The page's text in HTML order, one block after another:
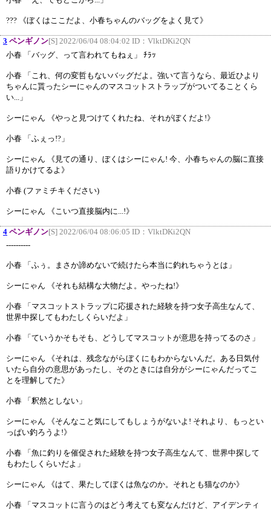
??? 《ぼくはここだよ、小春ちゃんのバッグをよく見て》
3 ペンギノン[S] 2022/06/04 08:04:02 ID： VlktDKi2QN
小春 「バッグ、って言われてもねぇ」 ﾁﾗｯ
小春 「これ、何の変哲もないバッグだよ。強いて言うなら、最近ひより
ちゃんに貰ったシーにゃんのマスコットストラップがついてることくら
い...」
シーにゃん 《やっと見つけてくれたね、それがぼくだよ!》
小春 「ふぇっ!?」
シーにゃん 《見ての通り、ぼくはシーにゃん! 今、小春ちゃんの脳に直接
語りかけてるよ》
小春 (ファミチキください)
シーにゃん 《こいつ直接脳内に...!》
4 ペンギノン[S] 2022/06/04 08:06:05 ID： VlktDKi2QN
----------
小春 「ふぅ。まさか諦めないで続けたら本当に釣れちゃうとは」
シーにゃん 《それも結構な大物だよ。やったね!》
小春 「マスコットストラップに応援された経験を持つ女子高生なんて、
世界中探してもわたしくらいだよ」
小春 「ていうかそもそも、どうしてマスコットが意思を持ってるのさ」
シーにゃん 《それは、残念ながらぼくにもわからないんだ。ある日気付
いたら自分の意思があったし、そのときには自分がシーにゃんだってこ
とを理解してた》
小春 「釈然としない」
シーにゃん 《そんなこと気にしてもしょうがないよ! それより、もっとい
っぱい釣ろうよ!》
小春 「魚に釣りを催促された経験を持つ女子高生なんて、世界中探して
もわたしくらいだよ」
シーにゃん 《はて、果たしてぼくは魚なのか。それとも猫なのか》
小春 「マスコットに言うのはどう考えても変なんだけど、アイデンティ